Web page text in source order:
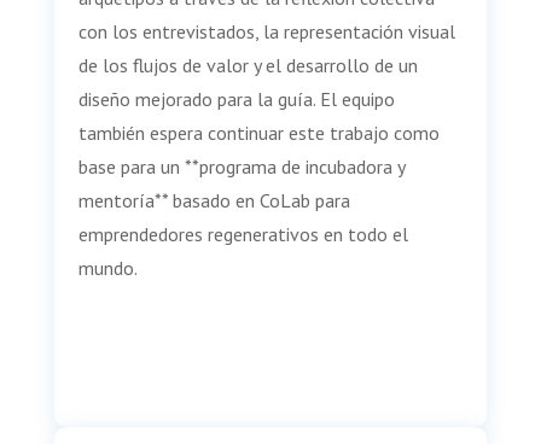
con los entrevistados, la representación visual
de los flujos de valor y el desarrollo de un
diseño mejorado para la guía. El equipo
también espera continuar este trabajo como
base para un **programa de incubadora y
mentoría** basado en CoLab para
emprendedores regenerativos en todo el
mundo.